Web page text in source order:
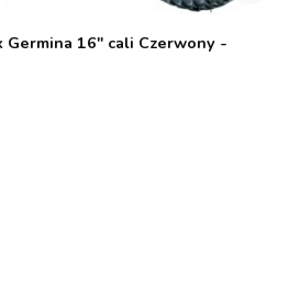
Germina 16" cali Czerwony -